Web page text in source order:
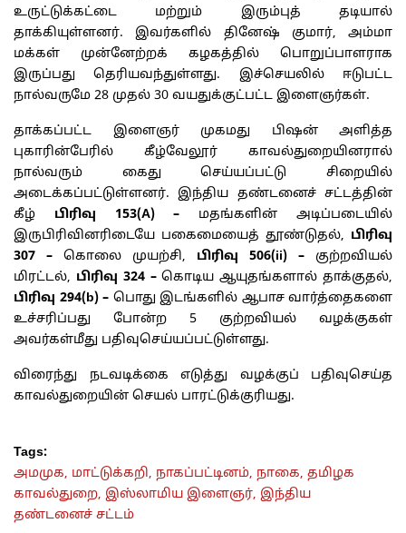
உருட்டுக்கட்டை மற்றும் இரும்புத் தடியால்
தாக்கியுள்ளனர். இவர்களில் தினேஷ் குமார், அம்மா
மக்கள் முன்னேற்றக் கழகத்தில் பொறுப்பாளராக
இருப்பது தெரியவந்துள்ளது. இச்செயலில் ஈடுபட்ட
நால்வருமே 28 முதல் 30 வயதுக்குட்பட்ட இளைஞர்கள்.
தாக்கப்பட்ட இளைஞர் முகமது பிஷன் அளித்த
புகாரின்பேரில் கீழ்வேலூர் காவல்துறையினரால்
நால்வரும் கைது செய்யப்பட்டு சிறையில்
அடைக்கப்பட்டுள்ளனர். இந்திய தண்டனைச் சட்டத்தின்
கீழ் பிரிவு 153(A) – மதங்களின் அடிப்படையில்
இருபிரிவினரிடையே பகைமையைத் தூண்டுதல், பிரிவு
307 – கொலை முயற்சி, பிரிவு 506(ii) – குற்றவியல்
மிரட்டல், பிரிவு 324 –கொடிய ஆயுதங்களால் தாக்குதல்,
பிரிவு 294(b) – பொது இடங்களில் ஆபாச வார்த்தைகளை
உச்சரிப்பது போன்ற 5 குற்றவியல் வழக்குகள்
அவர்கள்மீது பதிவுசெய்யப்பட்டுள்ளது.
விரைந்து நடவடிக்கை எடுத்து வழக்குப் பதிவுசெய்த
காவல்துறையின் செயல் பாரட்டுக்குரியது.
Tags:
அமமுக, மாட்டுக்கறி, நாகப்பட்டினம், நாகை, தமிழக
காவல்துறை, இஸ்லாமிய இளைஞர், இந்திய
தண்டனைச் சட்டம்